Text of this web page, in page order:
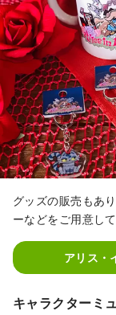
グッズの販売もあ
ーなどをご用意して
アリス・
キャラクターミ